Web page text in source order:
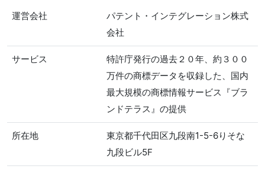
運営会社
パテント・インテグレーション株式
会社
サービス
特許庁発行の過去２０年、約３００
万件の商標データを収録した、国内
最大規模の商標情報サービス『ブラ
ンドテラス』の提供
所在地
東京都千代田区九段南1-5-6りそな
九段ビル5F